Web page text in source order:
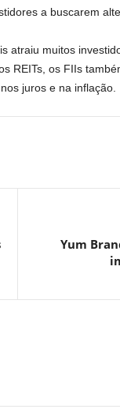
a buscarem
atraiu muitos
REITs, os FIIs
juros e na inflação.
Yum